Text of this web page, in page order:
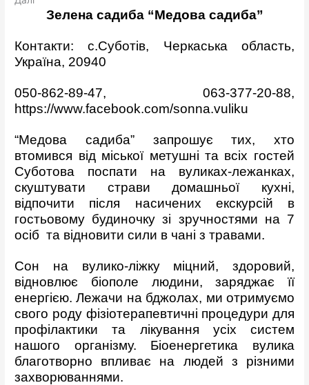
Зелена садиба “Медова садиба”
Контакти: с.Суботів, Черкаська область,
Україна, 20940
050-862-89-47, 063-377-20-88,
https://www.facebook.com/sonna.vuliku
“Медова садиба” запрошує тих, хто
втомився від міської метушні та всіх гостей
Суботова поспати на вуликах-лежанках,
скуштувати страви домашньої кухні,
відпочити після насичених екскурсій в
гостьовому будиночку зі зручностями на 7
осіб та відновити сили в чані з травами.
Сон на вулико-ліжку міцний, здоровий,
відновлює біополе людини, заряджає її
енергією. Лежачи на бджолах, ми отримуємо
свого роду фізіотерапевтичні процедури для
профілактики та лікування усіх систем
нашого організму. Біоенергетика вулика
благотворно впливає на людей з різними
захворюваннями.